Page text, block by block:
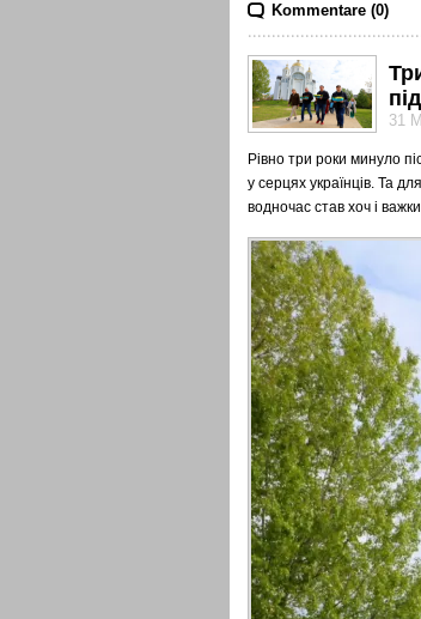
Kommentare (0)
31
Рівно три роки минуло
у серцях українців. Та
водночас став хоч і